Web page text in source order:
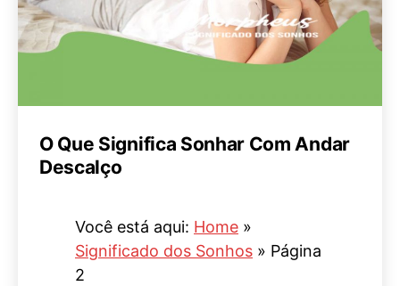
O Que Significa Sonhar Com Andar
Descalço
Você está aqui: Home »
Significado dos Sonhos » Página
2